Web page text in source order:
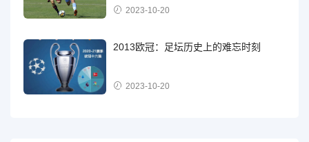
2023-10-20
2013欧冠：足坛历史上的难忘时刻
2023-10-20